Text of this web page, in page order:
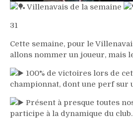
Villenavais de la semaine
31
Cette semaine, pour le
allons nommer un joueur, mais
100% de victoires lors de
championnat, dont une perf sur
Présent à presque toutes
participe à la dynamique du club.